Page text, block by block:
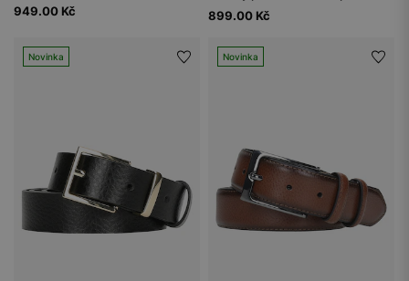
949.00 Kč
899.00 Kč
Novinka Novinka